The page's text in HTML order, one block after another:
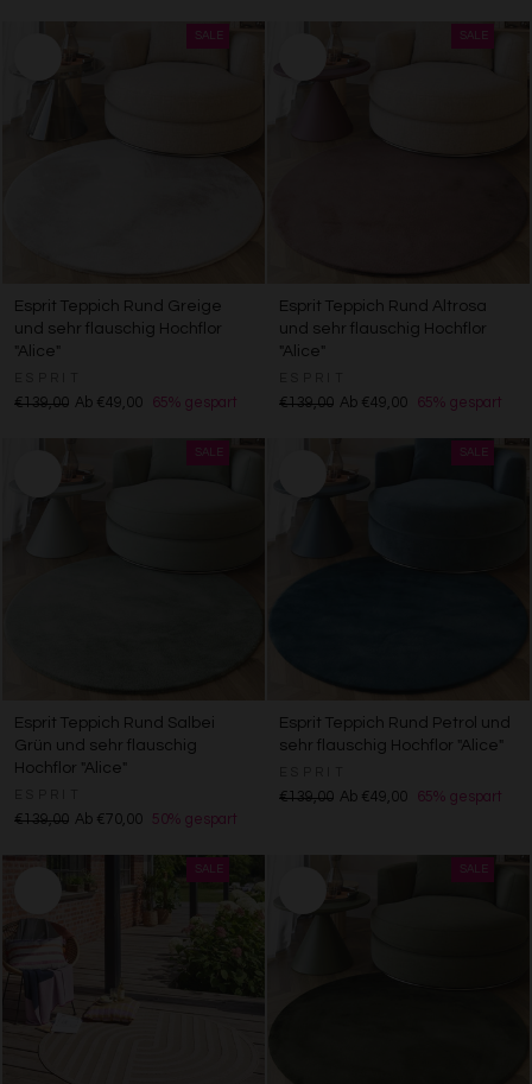
Esprit Teppich Rund Greige
und sehr flauschig Hochflor
"Alice"
€139,00 Ab €49,00 65% gespart
Esprit Teppich Rund Altrosa
und sehr flauschig Hochflor
"Alice"
€139,00 Ab €49,00 65% gespart
Esprit Teppich Rund Salbei
Grün und sehr flauschig
Hochflor "Alice"
€139,00 Ab €70,00 50% gespart
Esprit Teppich Rund Petrol und
sehr flauschig Hochflor "Alice"
€139,00 Ab €49,00 65% gespart